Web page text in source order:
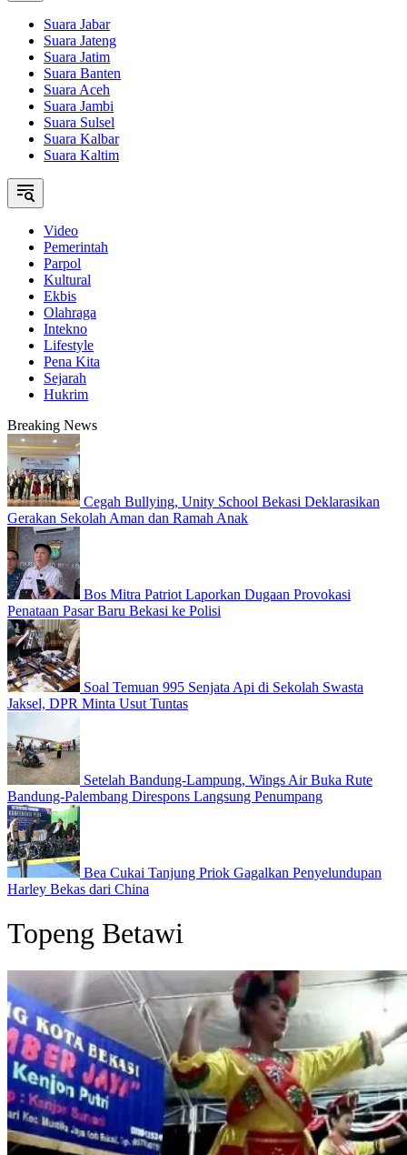
Suara Jabar
Suara Jateng
Suara Jatim
Suara Banten
Suara Aceh
Suara Jambi
Suara Sulsel
Suara Kalbar
Suara Kaltim
Video
Pemerintah
Parpol
Kultural
Ekbis
Olahraga
Intekno
Lifestyle
Pena Kita
Sejarah
Hukrim
Breaking News
Cegah Bullying, Unity School Bekasi Deklarasikan
Gerakan Sekolah Aman dan Ramah Anak
Bos Mitra Patriot Laporkan Dugaan Provokasi
Penataan Pasar Baru Bekasi ke Polisi
Soal Temuan 995 Senjata Api di Sekolah Swasta
Jaksel, DPR Minta Usut Tuntas
Setelah Bandung-Lampung, Wings Air Buka Rute
Bandung-Palembang Direspons Langsung Penumpang
Bea Cukai Tanjung Priok Gagalkan Penyelundupan
Harley Bekas dari China
Topeng Betawi